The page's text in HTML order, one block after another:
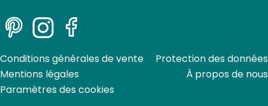
PinterestInstagramFacebook
Conditions générales de vente
Protection des données
Mentions légales
À propos de nous
Paramètres des cookies